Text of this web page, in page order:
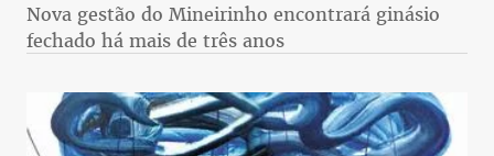
Nova gestão do Mineirinho encontrará ginásio
fechado há mais de três anos